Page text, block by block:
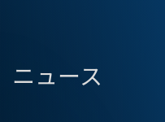
ニュース